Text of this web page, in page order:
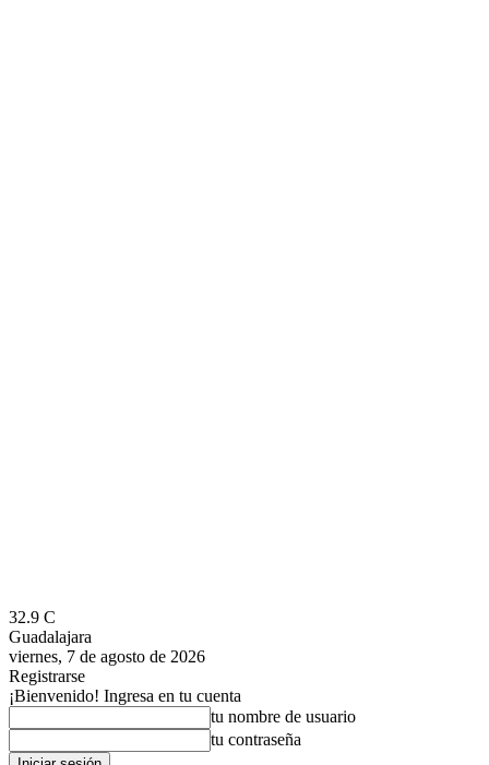
32.9 C
Guadalajara
viernes, 7 de agosto de 2026
Registrarse
¡Bienvenido! Ingresa en tu cuenta
tu nombre de usuario
tu contraseña